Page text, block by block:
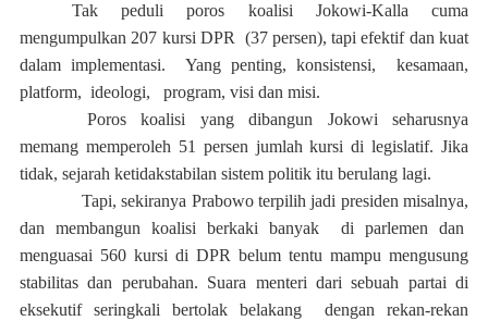
Tak peduli poros koalisi Jokowi-Kalla cuma
mengumpulkan 207 kursi DPR
(37 persen), tapi efektif dan kuat
dalam implementasi.
Yang penting, konsistensi,
kesamaan,
platform, ideologi,
program, visi dan misi.
Poros koalisi yang dibangun Jokowi seharusnya
memang memperoleh 51 persen jumlah kursi di legislatif. Jika
tidak, sejarah ketidakstabilan sistem politik itu berulang lagi.
Tapi, sekiranya Prabowo terpilih jadi presiden misalnya,
dan membangun koalisi berkaki banyak
di parlemen dan
menguasai 560 kursi di DPR belum tentu mampu mengusung
stabilitas dan perubahan. Suara menteri dari sebuah partai di
eksekutif seringkali bertolak belakang
dengan rekan-rekan